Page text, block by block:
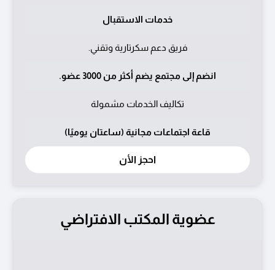
خدمات الاستقبال
فريق دعم سكرتارية وتقني.
انضم إلى مجتمع يضم أكثر من 3000 عضو.
تكاليف الخدمات مشمولة
قاعة اجتماعات مجانية (ساعتان يوميًا)
احجز اﻷن
عضوية المكتب الافتراضي